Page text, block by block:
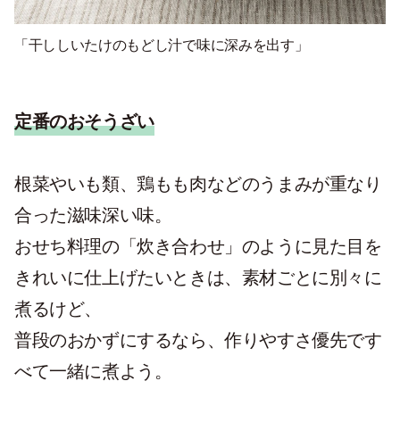
「干ししいたけのもどし汁で味に深みを出す」
定番のおそうざい
根菜やいも類、鶏もも肉などのうまみが重なり
合った滋味深い味。
おせち料理の「炊き合わせ」のように見た目を
きれいに仕上げたいときは、素材ごとに別々に
煮るけど、
普段のおかずにするなら、作りやすさ優先です
べて一緒に煮よう。